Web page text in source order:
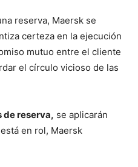
reserva, Maersk se
certeza en la ejecución
mutuo entre el cliente
el círculo vicioso de las
de reserva, se aplicarán
en rol, Maersk